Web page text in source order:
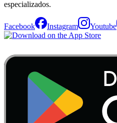
especializados.
Facebook Instagram Youtube